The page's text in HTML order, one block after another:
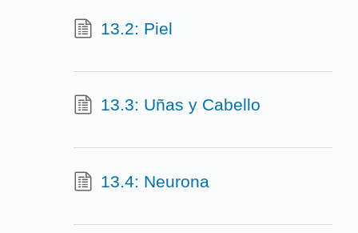
13.2: Piel
13.3: Uñas y Cabello
13.4: Neurona